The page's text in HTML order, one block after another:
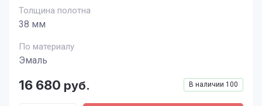
Толщина полотна
38 мм
По материалу
Эмаль
В наличии 100
16 680 руб.